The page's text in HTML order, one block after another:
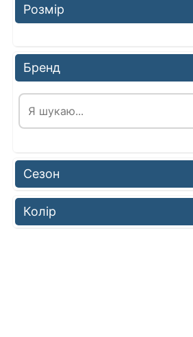
Розмір
Бренд
Сезон
Колір